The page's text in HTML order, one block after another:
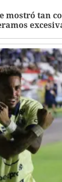
mostró tan